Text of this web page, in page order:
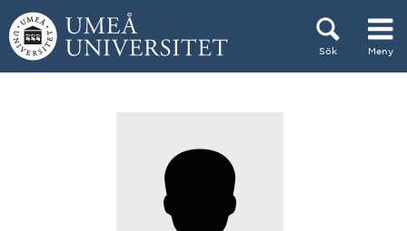
Hoppa direkt till innehållet
Sök Meny